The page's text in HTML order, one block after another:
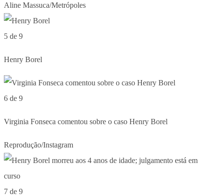
Aline Massuca/Metrópoles
5 de 9
Henry Borel
6 de 9
Virginia Fonseca comentou sobre o caso Henry Borel
Reprodução/Instagram
7 de 9